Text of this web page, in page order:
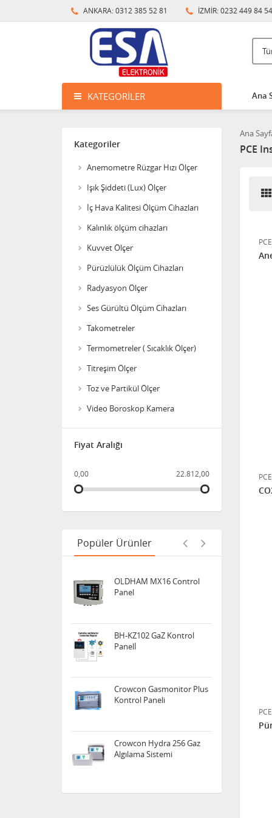
ANKARA: 0312 385 52 81 İZMİR: 0232 449 84 54
KATEGORILER Ana
Kategoriler
Anemometre Rüzgar Hızı Ölçer
Işık Şiddeti (Lux) Ölçer
İç Hava Kalitesi Ölçüm Cihazları
Kalınlık ölçüm cihazları
Kuvvet Ölçer
Pürüzlülük Ölçüm Cihazları
Radyasyon Ölçer
Ses Gürültü Ölçüm Cihazları
Takometreler
Termometreler ( Sıcaklık Ölçer)
Titreşim Ölçer
Toz ve Partikül Ölçer
Video Boroskop Kamera
Fiyat Aralığı
0,00 22.812,00
Popüler Ürünler
Crowcon Hydra 256 Gaz
Algılama Sistemi
Crowcon Vortex Gaz
Algılama Kontrol Paneli
Crowcon Gasmaster 1-4
Paneli
KAMERA
GTQ-DX401 Sabit Çoklu
Gaz Dedektörü
Panel
BH-KZ102 GaZ Kontrol
Panelİ
Crowcon Gasmonitor Plus
Kontrol Paneli
Crowcon Hydra 256 Gaz
Algılama Sistemi
Crowcon Vortex Gaz
Algılama Kontrol Paneli
Ana
PCE